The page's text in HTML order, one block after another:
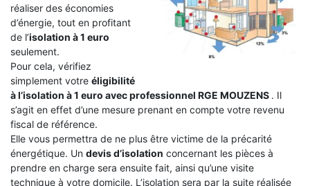
réaliser des économies
d’énergie, tout en profitant
de l’isolation à 1 euro
seulement.
Pour cela, vérifiez
simplement votre éligibilité
à l’isolation à 1 euro avec professionnel RGE MOUZENS . Il
s’agit en effet d’une mesure prenant en compte votre revenu
fiscal de référence.
Elle vous permettra de ne plus être victime de la précarité
énergétique. Un devis d’isolation concernant les pièces à
prendre en charge sera ensuite fait, ainsi qu’une visite
technique à votre domicile. L’isolation sera par la suite réalisée